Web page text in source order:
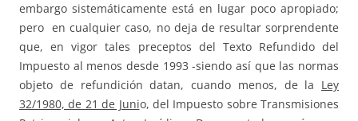
embargo sistemáticamente está en lugar poco apropiado;
pero en cualquier caso, no deja de resultar sorprendente
que, en vigor tales preceptos del Texto Refundido del
Impuesto al menos desde 1993 -siendo así que las normas
objeto de refundición datan, cuando menos, de la Ley
32/1980, de 21 de Junio, del Impuesto sobre Transmisiones